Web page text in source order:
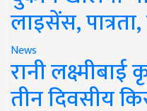
लाइसेंस,
News
रानी लक्ष्मीबाई
तीन दिवसीय